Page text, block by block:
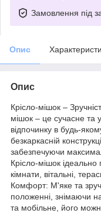
Замовлення під
Опис
Опис
Крісло-мішок –
мішок – це сучасне та
відпочинку в будь-
безкаркасній
забезпечуючи
Крісло-мішок
кімнати, вітальні,
Комфорт: М'яке та
положенні, знімаючи
та мобільне, його